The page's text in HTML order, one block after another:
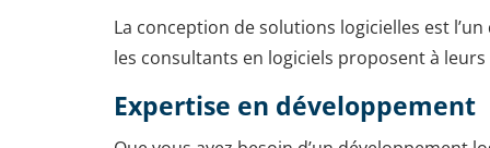
La conception de solutions logicielles est
les consultants en logiciels proposent à
Expertise en développement